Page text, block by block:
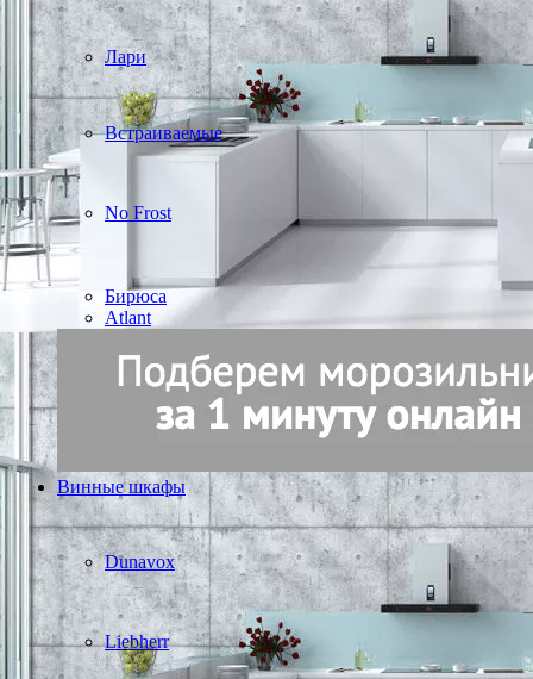
Лари
Встраиваемые
No Frost
Бирюса
Atlant
Винные шкафы
Dunavox
Liebherr